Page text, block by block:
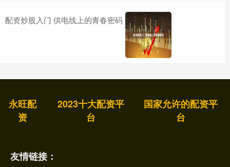
配资炒股入门 供电线上的青春密码
永旺配
资
2023十大配资平
台
国家允许的配资平
台
友情链接：